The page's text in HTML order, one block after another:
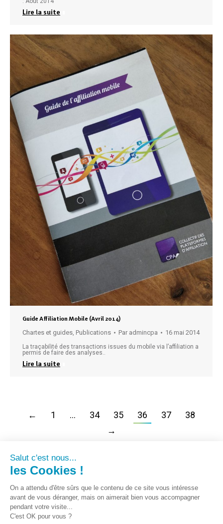
Lire la suite
Guide Affiliation Mobile (Avril 2014)
Chartes et guides Publications Par admincpa 16 mai 2014
La traçabilité des transactions issues du mobile via l’affiliation a
permis de faire des analyses..
Lire la suite
← 1 … 34 35 36 37
38
→
Salut c'est nous...
les Cookies !
On a attendu d'être sûrs que le contenu de ce site vous intéresse
avant de vous déranger, mais on aimerait bien vous accompagner
pendant votre visite...
C'est OK pour vous ?